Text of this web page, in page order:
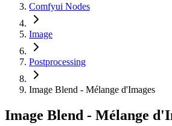
Comfyui Nodes
Image
Postprocessing
Image Blend - Mélange d'Images
Image Blend - Mélange